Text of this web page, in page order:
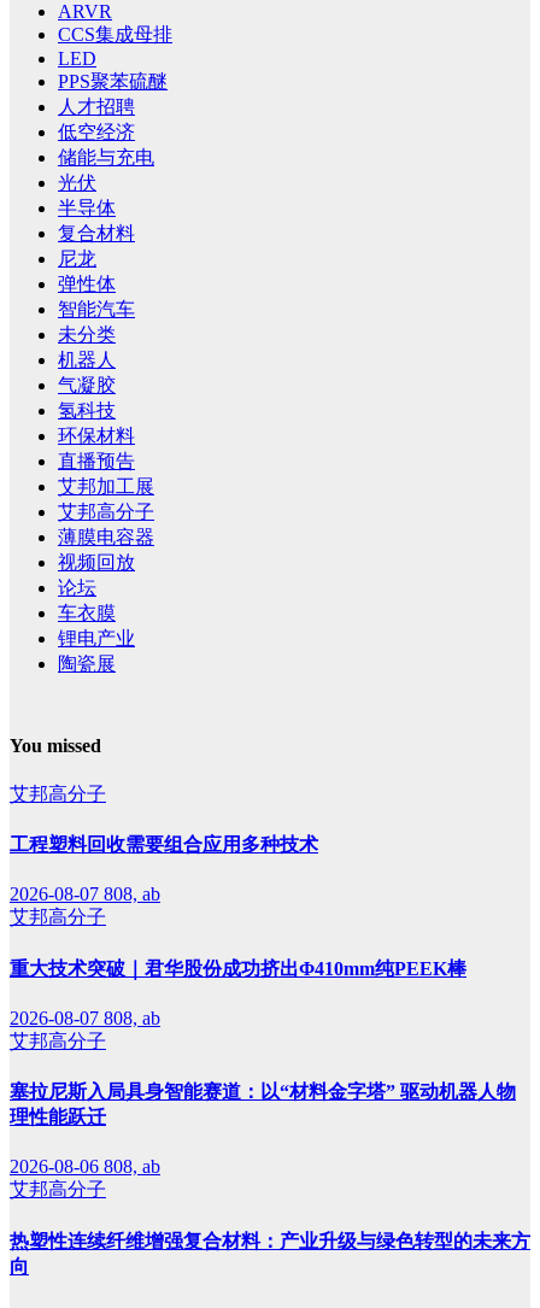
ARVR
CCS集成母排
LED
PPS聚苯硫醚
人才招聘
低空经济
储能与充电
光伏
半导体
复合材料
尼龙
弹性体
智能汽车
未分类
机器人
气凝胶
氢科技
环保材料
直播预告
艾邦加工展
艾邦高分子
薄膜电容器
视频回放
论坛
车衣膜
锂电产业
陶瓷展
You missed
艾邦高分子
工程塑料回收需要组合应用多种技术
2026-08-07 808, ab
艾邦高分子
重大技术突破｜君华股份成功挤出Φ410mm纯PEEK棒
2026-08-07 808, ab
艾邦高分子
塞拉尼斯入局具身智能赛道：以“材料金字塔” 驱动机器人物
理性能跃迁
2026-08-06 808, ab
艾邦高分子
热塑性连续纤维增强复合材料：产业升级与绿色转型的未来方
向